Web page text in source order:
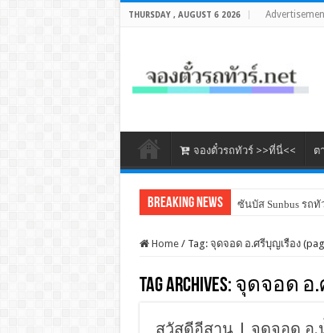
THURSDAY , AUGUST 6 2026
จองตั๋วรถทัวร์ >>ที่นี่<< ต
Breaking News ซันบัส Sunbus รถทั
Home / Tag: จุดจอด อ.ศรีบุญเรือง
Tag Archives: จุดจอด อ
สวัสดีอีสาน | จุดจอด อ.